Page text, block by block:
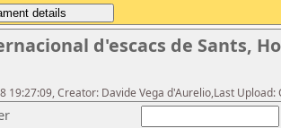
d'escacs de Sants,
19:27:09, Creator: Davide Vega d'Aurelio,Last Upload: